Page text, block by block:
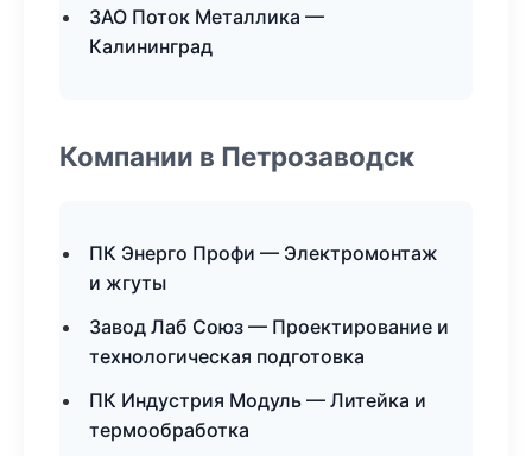
ЗАО Поток Металлика —
Калининград
Компании в Петрозаводск
ПК Энерго Профи — Электромонтаж
и жгуты
Завод Лаб Союз — Проектирование и
технологическая подготовка
ПК Индустрия Модуль — Литейка и
термообработка